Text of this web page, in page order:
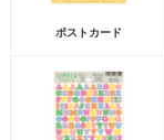
ポストカード